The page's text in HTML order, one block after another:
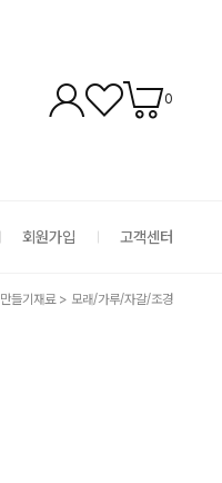
0
회원가입 고객센터
만들기재료> 모래/가루/자갈/조경